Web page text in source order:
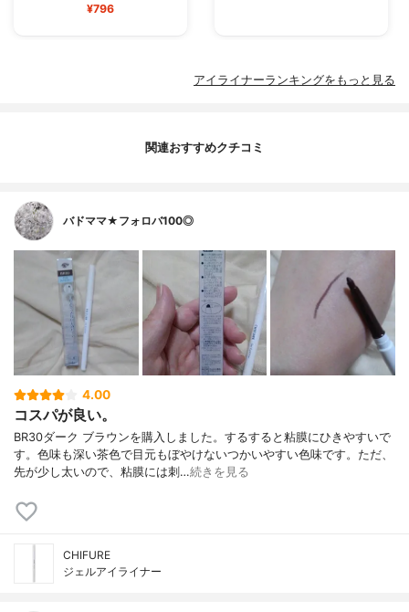
¥796
アイライナーランキングをもっと見る
関連おすすめクチコミ
バドママ★フォロバ100◎
4.00
コスパが良い。
BR30ダーク ブラウンを購入しました。するすると粘膜にひきやすいで
す。色味も深い茶色で目元もぼやけないつかいやすい色味です。ただ、
先が少し太いので、粘膜には刺…続きを見る
CHIFURE
ジェルアイライナー